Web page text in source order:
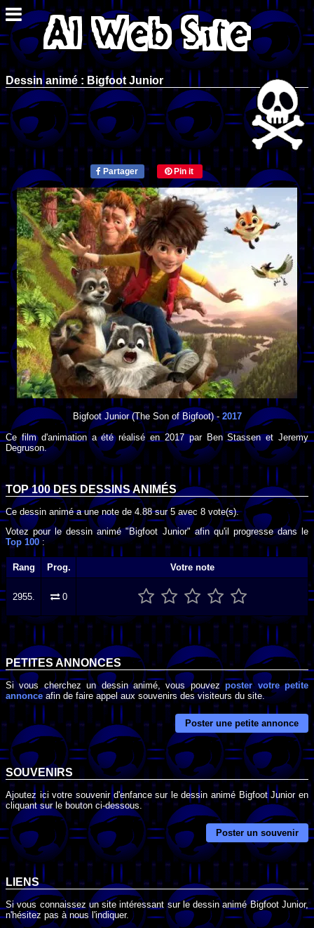
Dessin animé : Bigfoot Junior
Partager Pin it
Bigfoot Junior(The Son of Bigfoot) - 2017
Ce film d'animation a été réalisé en 2017par Ben StassenetJeremy
Degruson.
TOP 100 DESDESSINS ANIMÉS
Ce dessin animé a une note de4.88sur5 avec 8 vote(s).
Votez pour le dessin animé "Bigfoot Junior" afin qu'il progresse dans le
Top 100 :
Rang Prog. Votre note
2955. 0
PETITES ANNONCES
Si vous cherchez un dessin animé, vous pouvezposter votre petite
annonceafin de faire appel aux souvenirs des visiteurs du site.
Poster une petite annonce
SOUVENIRS
Ajoutez ici votre souvenir d'enfance sur le dessin animé Bigfoot Junior en
cliquant sur le bouton ci-dessous.
Poster un souvenir
LIENS
Si vous connaissez un site intéressant sur le dessin animé Bigfoot Junior,
n'hésitez pas à nous l'indiquer.